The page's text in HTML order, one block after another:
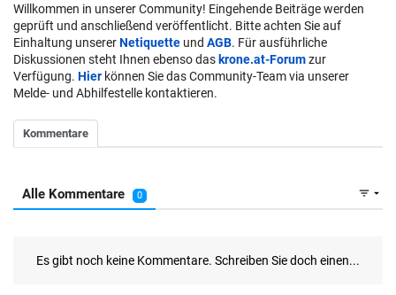
Willkommen in unserer Community! Eingehende Beiträge werden
geprüft und anschließend veröffentlicht. Bitte achten Sie auf
Einhaltung unsererNetiquette und AGB. Für ausführliche
Diskussionen steht Ihnen ebenso das krone.at-Forumzur
Verfügung. Hier können Sie das Community-Team via unserer
Melde- und Abhilfestelle kontaktieren.